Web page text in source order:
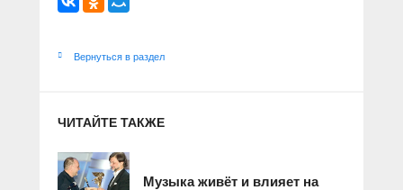
Вернуться в раздел
ЧИТАЙТЕ ТАКЖЕ
Музыка живёт и влияет на